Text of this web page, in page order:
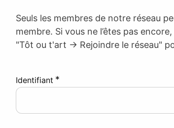
Seuls les membres de notre réseau
membre. Si vous ne l’êtes pas
"Tôt ou t'art -> Rejoindre le réseau"
Identifiant *